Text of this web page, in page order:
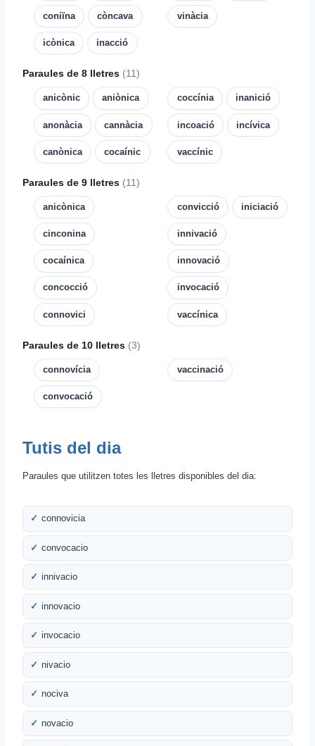
coniïna còncava
icònica inacció
vinàcia
Paraules de 8 lletres (11)
anicònic aniònica
anonàcia cannàcia
canònica cocaínic
coccínia inanició
incoació incívica
vaccínic
Paraules de 9 lletres (11)
anicònica
cinconina
cocaínica
concocció
connovici
convicció iniciació
innivació
innovació
invocació
vaccínica
Paraules de 10 lletres (3)
connovícia
convocació
vaccinació
Tutis del dia
Paraules que utilitzen totes les lletres disponibles del dia:
connovicia
convocacio
innivacio
innovacio
invocacio
nivacio
nociva
novacio